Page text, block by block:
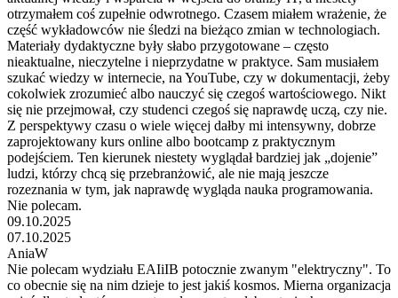
otrzymałem coś zupełnie odwrotnego. Czasem miałem wrażenie, że
część wykładowców nie śledzi na bieżąco zmian w technologiach.
Materiały dydaktyczne były słabo przygotowane – często
nieaktualne, nieczytelne i nieprzydatne w praktyce. Sam musiałem
szukać wiedzy w internecie, na YouTube, czy w dokumentacji, żeby
cokolwiek zrozumieć albo nauczyć się czegoś wartościowego. Nikt
się nie przejmował, czy studenci czegoś się naprawdę uczą, czy nie.
Z perspektywy czasu o wiele więcej dałby mi intensywny, dobrze
zaprojektowany kurs online albo bootcamp z praktycznym
podejściem. Ten kierunek niestety wyglądał bardziej jak „dojenie”
ludzi, którzy chcą się przebranżowić, ale nie mają jeszcze
rozeznania w tym, jak naprawdę wygląda nauka programowania.
Nie polecam.
09.10.2025
07.10.2025
AniaW
Nie polecam wydziału EAIiIB potocznie zwanym "elektryczny". To
co obecnie się na nim dzieje to jest jakiś kosmos. Mierna organizacja